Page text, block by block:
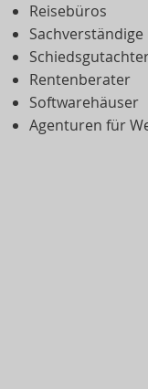
Reisebüros
Sachverständige
Rentenberater
Softwarehäuser
Agenturen für